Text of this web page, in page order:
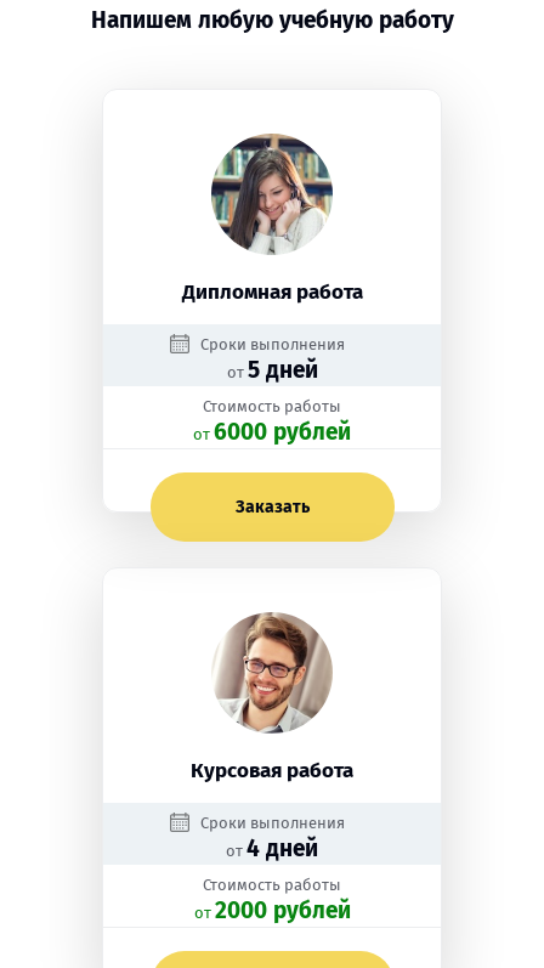
Напишем любую учебную работу
Дипломная работа
Сроки выполнения
от 5 дней
Стоимость работы
oт 6000 рублей
Заказать
Курсовая работа
Сроки выполнения
от 4 дней
Стоимость работы
oт 2000 рублей